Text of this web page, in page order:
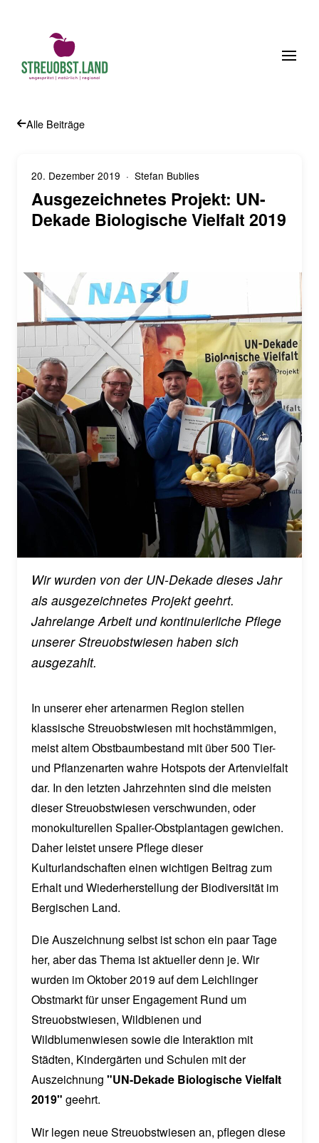
Alle Beiträge
20. Dezember 2019 · Stefan Bublies
Ausgezeichnetes Projekt: UN-
Dekade Biologische Vielfalt 2019
Wir wurden von der UN-Dekade dieses Jahr
als ausgezeichnetes Projekt geehrt.
Jahrelange Arbeit und kontinuierliche Pflege
unserer Streuobstwiesen haben sich
ausgezahlt.
In unserer eher artenarmen Region stellen
klassische Streuobstwiesen mit hochstämmigen,
meist altem Obstbaumbestand mit über 500 Tier-
und Pflanzenarten wahre Hotspots der Artenvielfalt
dar. In den letzten Jahrzehnten sind die meisten
dieser Streuobstwiesen verschwunden, oder
monokulturellen Spalier-Obstplantagen gewichen.
Daher leistet unsere Pflege dieser
Kulturlandschaften einen wichtigen Beitrag zum
Erhalt und Wiederherstellung der Biodiversität im
Bergischen Land.
Die Auszeichnung selbst ist schon ein paar Tage
her, aber das Thema ist aktueller denn je. Wir
wurden im Oktober 2019 auf dem Leichlinger
Obstmarkt für unser Engagement Rund um
Streuobstwiesen, Wildbienen und
Wildblumenwiesen sowie die Interaktion mit
Städten, Kindergärten und Schulen mit der
Auszeichnung "UN-Dekade Biologische Vielfalt
2019" geehrt.
Wir legen neue Streuobstwiesen an, pflegen diese